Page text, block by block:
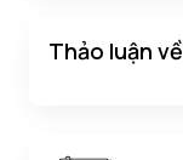
Thảo luận về